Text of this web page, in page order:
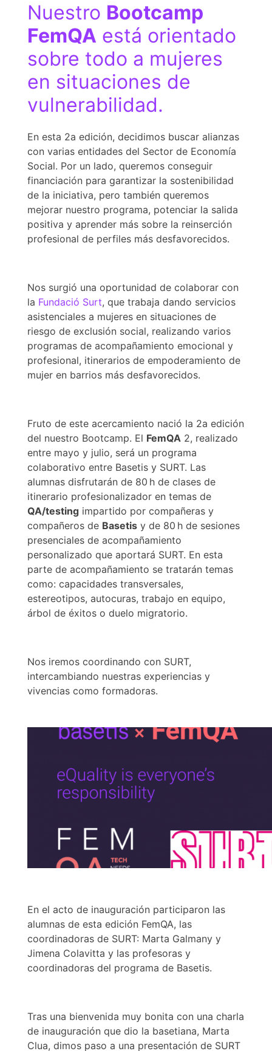
Nuestro Bootcamp
FemQA está orientado
sobre todo a mujeres
en situaciones de
vulnerabilidad.
En esta 2a edición, decidimos buscar alianzas
con varias entidades del Sector de Economía
Social. Por un lado, queremos conseguir
financiación para garantizar la sostenibilidad
de la iniciativa, pero también queremos
mejorar nuestro programa, potenciar la salida
positiva y aprender más sobre la reinserción
profesional de perfiles más desfavorecidos.
Nos surgió una oportunidad de colaborar con
la Fundació Surt, que trabaja dando servicios
asistenciales a mujeres en situaciones de
riesgo de exclusión social, realizando varios
programas de acompañamiento emocional y
profesional, itinerarios de empoderamiento de
mujer en barrios más desfavorecidos.
Fruto de este acercamiento nació la 2a edición
del nuestro Bootcamp. El FemQA2, realizado
entre mayo y julio, será un programa
colaborativo entre Basetis y SURT. Las
alumnas disfrutarán de 80 h de clases de
itinerario profesionalizador en temas de
QA/testingimpartido por compañeras y
compañeros de Basetisy de 80 h de sesiones
presenciales de acompañamiento
personalizado que aportará SURT. En esta
parte de acompañamiento se tratarán temas
como: capacidades transversales,
estereotipos, autocuras, trabajo en equipo,
árbol de éxitos o duelo migratorio.
Nos iremos coordinando con SURT,
intercambiando nuestras experiencias y
vivencias como formadoras.
En el acto de inauguración participaron las
alumnas de esta edición FemQA, las
coordinadoras de SURT: Marta Galmany y
Jimena Colavitta y las profesoras y
coordinadoras del programa de Basetis.
Tras una bienvenida muy bonita con una charla
de inauguración que dio la basetiana, Marta
Clua, dimos paso a una presentación de SURT